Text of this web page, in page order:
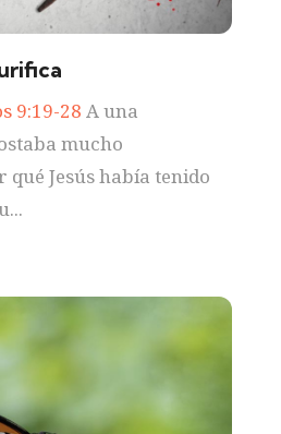
9:19-28 A una
mucho
Jesús había tenido